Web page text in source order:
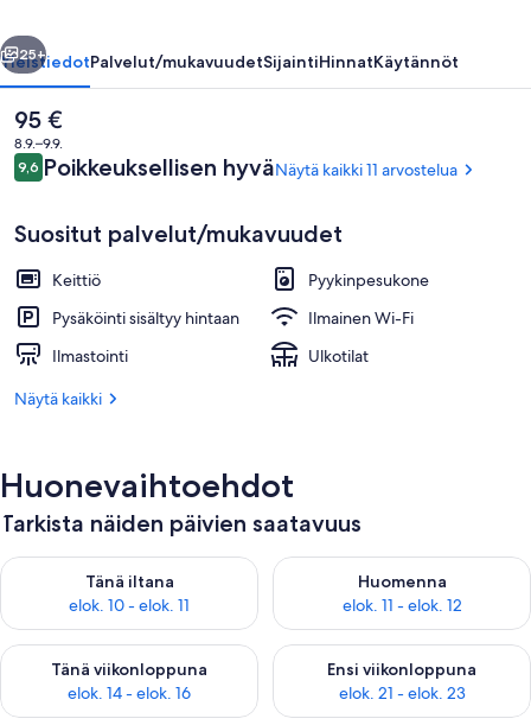
Perhemökki | Oleskelualue |
Seuraava
25+
YleistiedotPalvelut/mukavuudetSijaintiHinnatKäytännöt
Nykyinen
hinta
on
95 €
95 €
8.9.–9.9.
Arvostelut
9,69,6 kautta 10.
Poikkeuksellisen hyväNäytä kaikki 11 arvostelua
Suositut palvelut/mukavuudet
Keittiö
Pyykinpesukone
Pysäköinti sisältyy hintaan
Ilmainen Wi-Fi
Ilmastointi
Ulkotilat
Näytä kaikki
Huonevaihtoehdot
Tarkista näiden päivien saatavuus
Tänä iltana
elok. 10 - elok. 11
Tarkista tämän illan saatavuus elok. 10 - elok. 11
Huomenna
elok. 11 - elok. 12
Tarkista huomisen saatavuus
Tänä viikonloppuna
elok. 14 - elok. 16
Tarkista tämän viikonlopun saatavuus elok. 14 - elok. 16
Ensi viikonloppuna
elok. 21 - elok. 23
Tarkista ensi viikonlopun